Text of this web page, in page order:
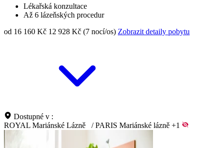
Lékařská konzultace
Až 6 lázeňských procedur
od 16 160 Kč 12 928 Kč (7 nocí/os) Zobrazit detaily pobytu
Dostupné v :
ROYAL Mariánské Lázně
/ PARIS Mariánské lázně +1